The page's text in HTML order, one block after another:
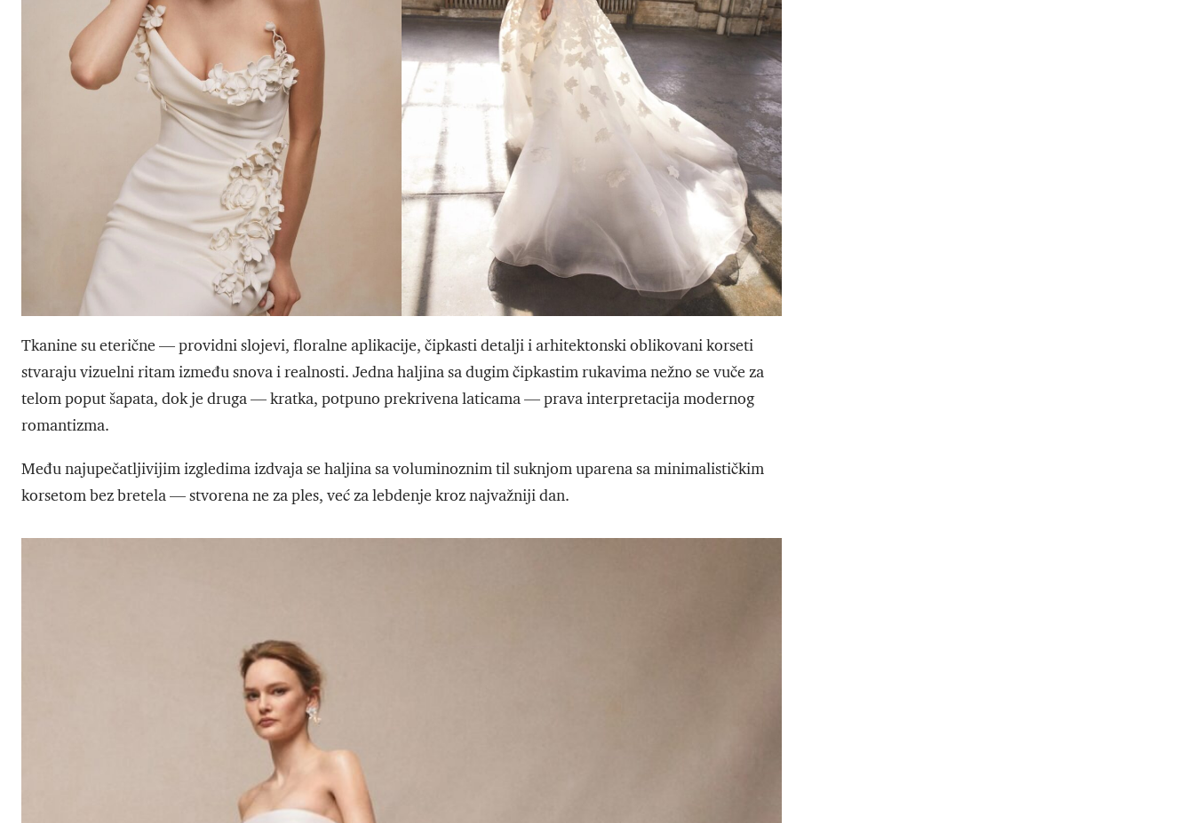
Tkanine su eterične — providni slojevi, floralne aplikacije, čipkasti detalji i arhitektonski oblikovani korseti
stvaraju vizuelni ritam između snova i realnosti. Jedna haljina sa dugim čipkastim rukavima nežno se vuče za
telom poput šapata, dok je druga — kratka, potpuno prekrivena laticama — prava interpretacija modernog
romantizma.
Među najupečatljivijim izgledima izdvaja se haljina sa voluminoznim til suknjom uparena sa minimalističkim
korsetom bez bretela — stvorena ne za ples, već za lebdenje kroz najvažniji dan.